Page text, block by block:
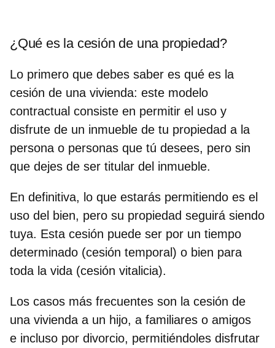
¿Qué es la cesión de una propiedad?
Lo primero que debes saber es qué es la
cesión de una vivienda: este modelo
contractual consiste en permitir el uso y
disfrute de un inmueble de tu propiedad a la
persona o personas que tú desees, pero sin
que dejes de ser titular del inmueble.
En definitiva, lo que estarás permitiendo es el
uso del bien, pero su propiedad seguirá siendo
tuya. Esta cesión puede ser por un tiempo
determinado (cesión temporal) o bien para
toda la vida (cesión vitalicia).
Los casos más frecuentes son la cesión de
una vivienda a un hijo, a familiares o amigos
e incluso por divorcio, permitiéndoles disfrutar